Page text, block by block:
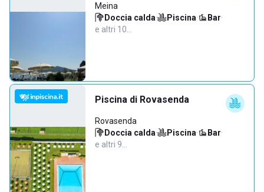
Meina
Doccia calda· Piscina· Bar·
e altri 10…
Piscina di Rovasenda
Rovasenda
Doccia calda· Piscina· Bar·
e altri 9…